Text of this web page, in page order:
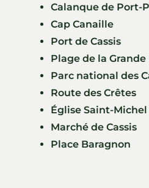
Calanque de Port-
Cap Canaille
Port de Cassis
Plage de la Grande
Parc national des
Route des Crêtes
Église Saint-Michel
Marché de Cassis
Place Baragnon